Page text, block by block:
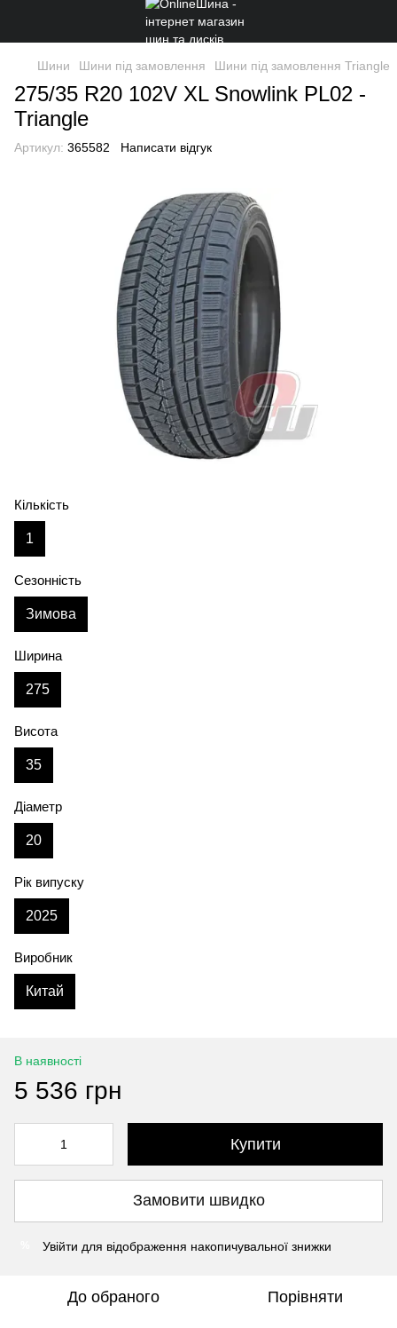
Шини Шини під замовлення Шини під замовлення Triangle
275/35 R20 102V XL Snowlink PL02 -
Triangle
Артикул: 365582 Написати відгук
Кількість
1
Сезонність
Зимова
Ширина
275
Висота
35
Діаметр
20
Рік випуску
2025
Виробник
Китай
В наявності
5 536 грн
Купити
Замовити швидко
Увійти для відображення накопичувальної знижки
До обраного Порівняти